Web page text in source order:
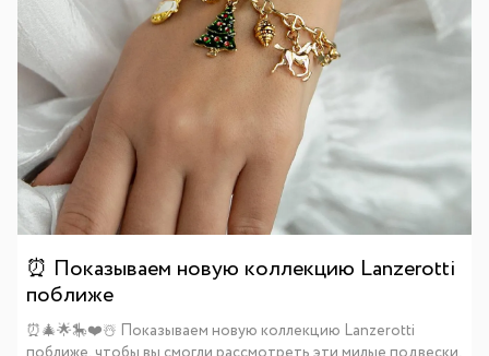
⏰ Показываем новую коллекцию Lanzerotti
поближе
⏰🎄🌟🎠❤️☃️ Показываем новую коллекцию Lanzerotti